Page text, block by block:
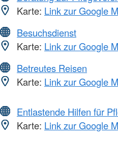
Karte: Link zur Google
Besuchsdienst
Karte: Link zur Google
Betreutes Reisen
Karte: Link zur Google
Entlastende Hilfen für
Karte: Link zur Google